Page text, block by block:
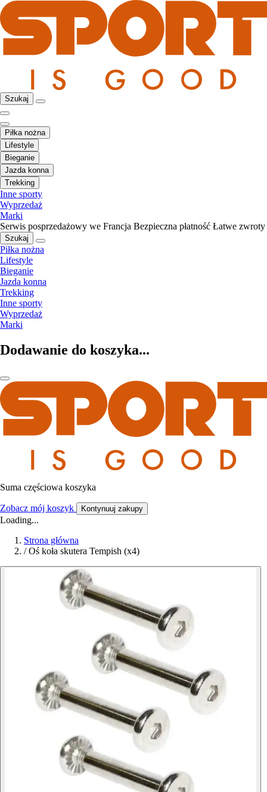
Szukaj
Piłka nożna
Lifestyle
Bieganie
Jazda konna
Trekking
Inne sporty
Wyprzedaż
Marki
Serwis posprzedażowy we Francja Bezpieczna płatność Łatwe zwroty
Szukaj
Piłka nożna
Lifestyle
Bieganie
Jazda konna
Trekking
Inne sporty
Wyprzedaż
Marki
Dodawanie do koszyka...
Suma częściowa koszyka
Zobacz mój koszyk Kontynuuj zakupy
Loading...
Strona główna
/ Oś koła skutera Tempish (x4)